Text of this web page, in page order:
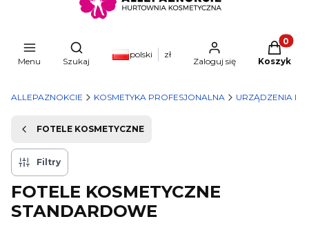
Menu
Otwórz wyszukiwarkę
Szukaj
polski zł
Zaloguj się Koszyk
ALLEPAZNOKCIE KOSMETYKA PROFESJONALNA URZĄDZENIA I
FOTELE KOSMETYCZNE
Filtry
FOTELE KOSMETYCZNE
STANDARDOWE